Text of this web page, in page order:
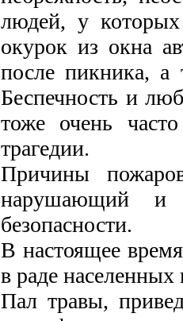
людей, у
окурок из окна
после пикника, а
Беспечность и
тоже очень
трагедии.
Причины
нарушающий и
безопасности.
В настоящее
в раде населенных
Пал травы,